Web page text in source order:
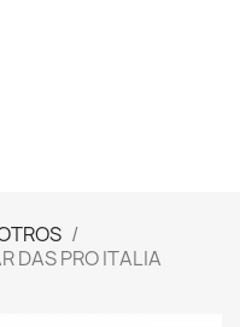
DAS PRO ITALIA